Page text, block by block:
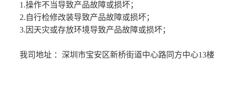
1.操作不当导致产品故障或损坏；
2.自行检修改装导致产品故障或损坏；
3.因天灾或存放环境导致产品故障或损坏；
我司地址 ：深圳市宝安区新桥街道中心路同方中心13楼